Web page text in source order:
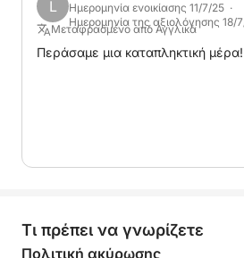
L
Ημερομηνία ενοικίασης 11/7/25 ·
Ημερομηνία της αξιολόγησης 18/
Μεταφρασμένο από Αγγλικά
Περάσαμε μια καταπληκτική μέρα!
Τι πρέπει να γνωρίζετε
Πολιτική ακύρωσης